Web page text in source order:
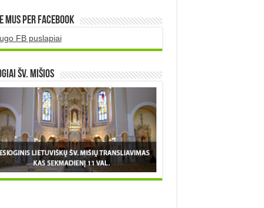
mus per Facebook
FB puslapiai
šv. MIŠIOS